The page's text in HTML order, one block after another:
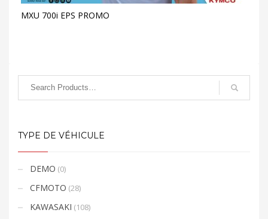
MXU 700i EPS PROMO
TYPE DE VÉHICULE
DEMO (0)
CFMOTO (28)
KAWASAKI (108)